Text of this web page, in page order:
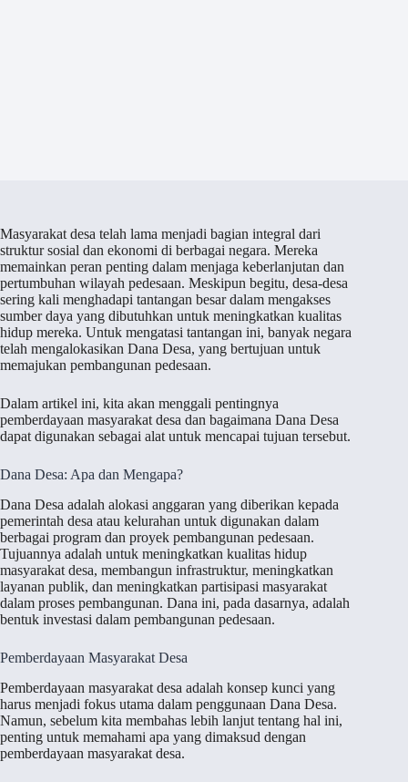
Masyarakat desa telah lama menjadi bagian integral dari
struktur sosial dan ekonomi di berbagai negara. Mereka
memainkan peran penting dalam menjaga keberlanjutan dan
pertumbuhan wilayah pedesaan. Meskipun begitu, desa-desa
sering kali menghadapi tantangan besar dalam mengakses
sumber daya yang dibutuhkan untuk meningkatkan kualitas
hidup mereka. Untuk mengatasi tantangan ini, banyak negara
telah mengalokasikan Dana Desa, yang bertujuan untuk
memajukan pembangunan pedesaan.
Dalam artikel ini, kita akan menggali pentingnya
pemberdayaan masyarakat desa dan bagaimana Dana Desa
dapat digunakan sebagai alat untuk mencapai tujuan tersebut.
Dana Desa: Apa dan Mengapa?
Dana Desa adalah alokasi anggaran yang diberikan kepada
pemerintah desa atau kelurahan untuk digunakan dalam
berbagai program dan proyek pembangunan pedesaan.
Tujuannya adalah untuk meningkatkan kualitas hidup
masyarakat desa, membangun infrastruktur, meningkatkan
layanan publik, dan meningkatkan partisipasi masyarakat
dalam proses pembangunan. Dana ini, pada dasarnya, adalah
bentuk investasi dalam pembangunan pedesaan.
Pemberdayaan Masyarakat Desa
Pemberdayaan masyarakat desa adalah konsep kunci yang
harus menjadi fokus utama dalam penggunaan Dana Desa.
Namun, sebelum kita membahas lebih lanjut tentang hal ini,
penting untuk memahami apa yang dimaksud dengan
pemberdayaan masyarakat desa.